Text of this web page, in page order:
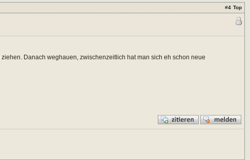
#4 Top
Danach weghauen, zwischenzeitlich hat man sich eh schon neue